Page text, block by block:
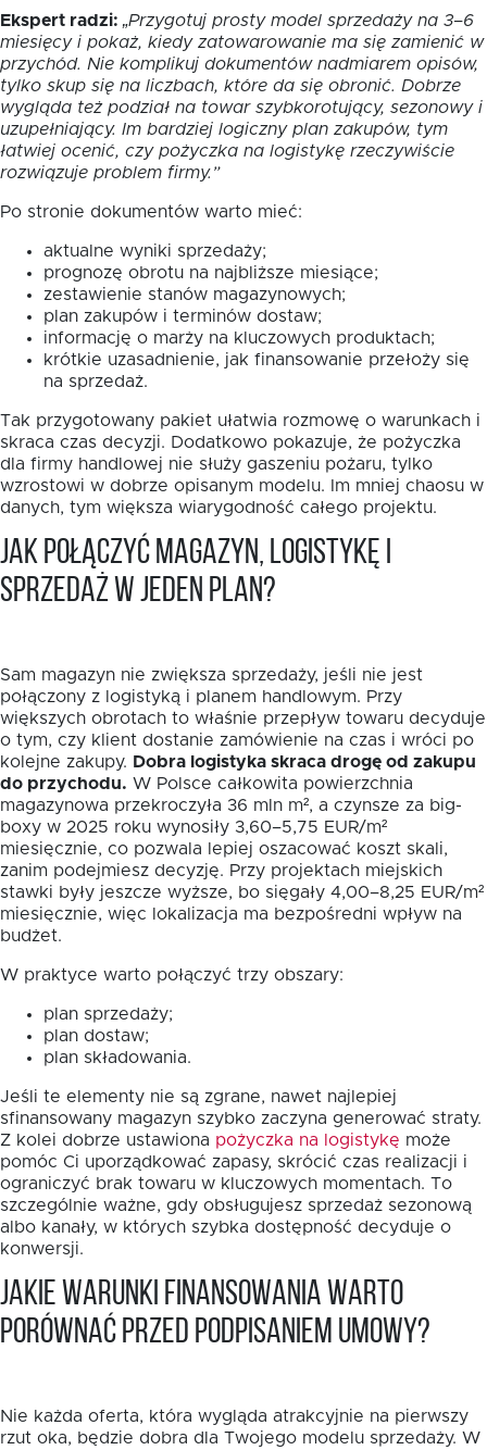
Ekspert radzi: „Przygotuj prosty model sprzedaży na 3–6
miesięcy i pokaż, kiedy zatowarowanie ma się zamienić w
przychód. Nie komplikuj dokumentów nadmiarem opisów,
tylko skup się na liczbach, które da się obronić. Dobrze
wygląda też podział na towar szybkorotujący, sezonowy i
uzupełniający. Im bardziej logiczny plan zakupów, tym
łatwiej ocenić, czy pożyczka na logistykę rzeczywiście
rozwiązuje problem firmy.”
Po stronie dokumentów warto mieć:
aktualne wyniki sprzedaży;
prognozę obrotu na najbliższe miesiące;
zestawienie stanów magazynowych;
plan zakupów i terminów dostaw;
informację o marży na kluczowych produktach;
krótkie uzasadnienie, jak finansowanie przełoży się
na sprzedaż.
Tak przygotowany pakiet ułatwia rozmowę o warunkach i
skraca czas decyzji. Dodatkowo pokazuje, że pożyczka
dla firmy handlowej nie służy gaszeniu pożaru, tylko
wzrostowi w dobrze opisanym modelu. Im mniej chaosu w
danych, tym większa wiarygodność całego projektu.
Jak połączyć magazyn, logistykę i
sprzedaż w jeden plan?
Sam magazyn nie zwiększa sprzedaży, jeśli nie jest
połączony z logistyką i planem handlowym. Przy
większych obrotach to właśnie przepływ towaru decyduje
o tym, czy klient dostanie zamówienie na czas i wróci po
kolejne zakupy. Dobra logistyka skraca drogę od zakupu
do przychodu. W Polsce całkowita powierzchnia
magazynowa przekroczyła 36 mln m², a czynsze za big-
boxy w 2025 roku wynosiły 3,60–5,75 EUR/m²
miesięcznie, co pozwala lepiej oszacować koszt skali,
zanim podejmiesz decyzję. Przy projektach miejskich
stawki były jeszcze wyższe, bo sięgały 4,00–8,25 EUR/m²
miesięcznie, więc lokalizacja ma bezpośredni wpływ na
budżet.
W praktyce warto połączyć trzy obszary:
plan sprzedaży;
plan dostaw;
plan składowania.
Jeśli te elementy nie są zgrane, nawet najlepiej
sfinansowany magazyn szybko zaczyna generować straty.
Z kolei dobrze ustawiona pożyczka na logistykę może
pomóc Ci uporządkować zapasy, skrócić czas realizacji i
ograniczyć brak towaru w kluczowych momentach. To
szczególnie ważne, gdy obsługujesz sprzedaż sezonową
albo kanały, w których szybka dostępność decyduje o
konwersji.
Jakie warunki finansowania warto
porównać przed podpisaniem umowy?
Nie każda oferta, która wygląda atrakcyjnie na pierwszy
rzut oka, będzie dobra dla Twojego modelu sprzedaży. W